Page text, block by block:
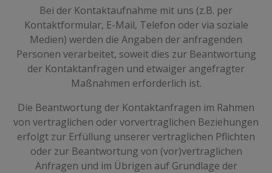
Bei der Kontaktaufnahme mit uns (z.B. per
Kontaktformular, E-Mail, Telefon oder via soziale
Medien) werden die Angaben der anfragenden
Personen verarbeitet, soweit dies zur Beantwortung
der Kontaktanfragen und etwaiger angefragter
Maßnahmen erforderlich ist.
Die Beantwortung der Kontaktanfragen im Rahmen
von vertraglichen oder vorvertraglichen Beziehungen
erfolgt zur Erfüllung unserer vertraglichen Pflichten
oder zur Beantwortung von (vor)vertraglichen
Anfragen und im Übrigen auf Grundlage der